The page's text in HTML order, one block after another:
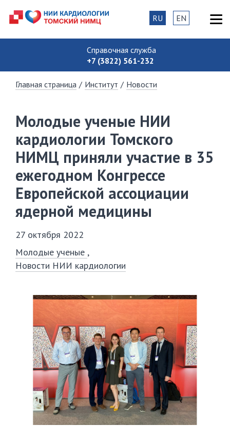
Справочная служба
+7 (3822) 561-232
RU EN
Главная страница / Институт / Новости
Молодые ученые НИИ
кардиологии Томского
НИМЦ приняли участие в 35
ежегодном Конгрессе
Европейской ассоциации
ядерной медицины
27 октября 2022
Молодые ученые
Новости НИИ кардиологии